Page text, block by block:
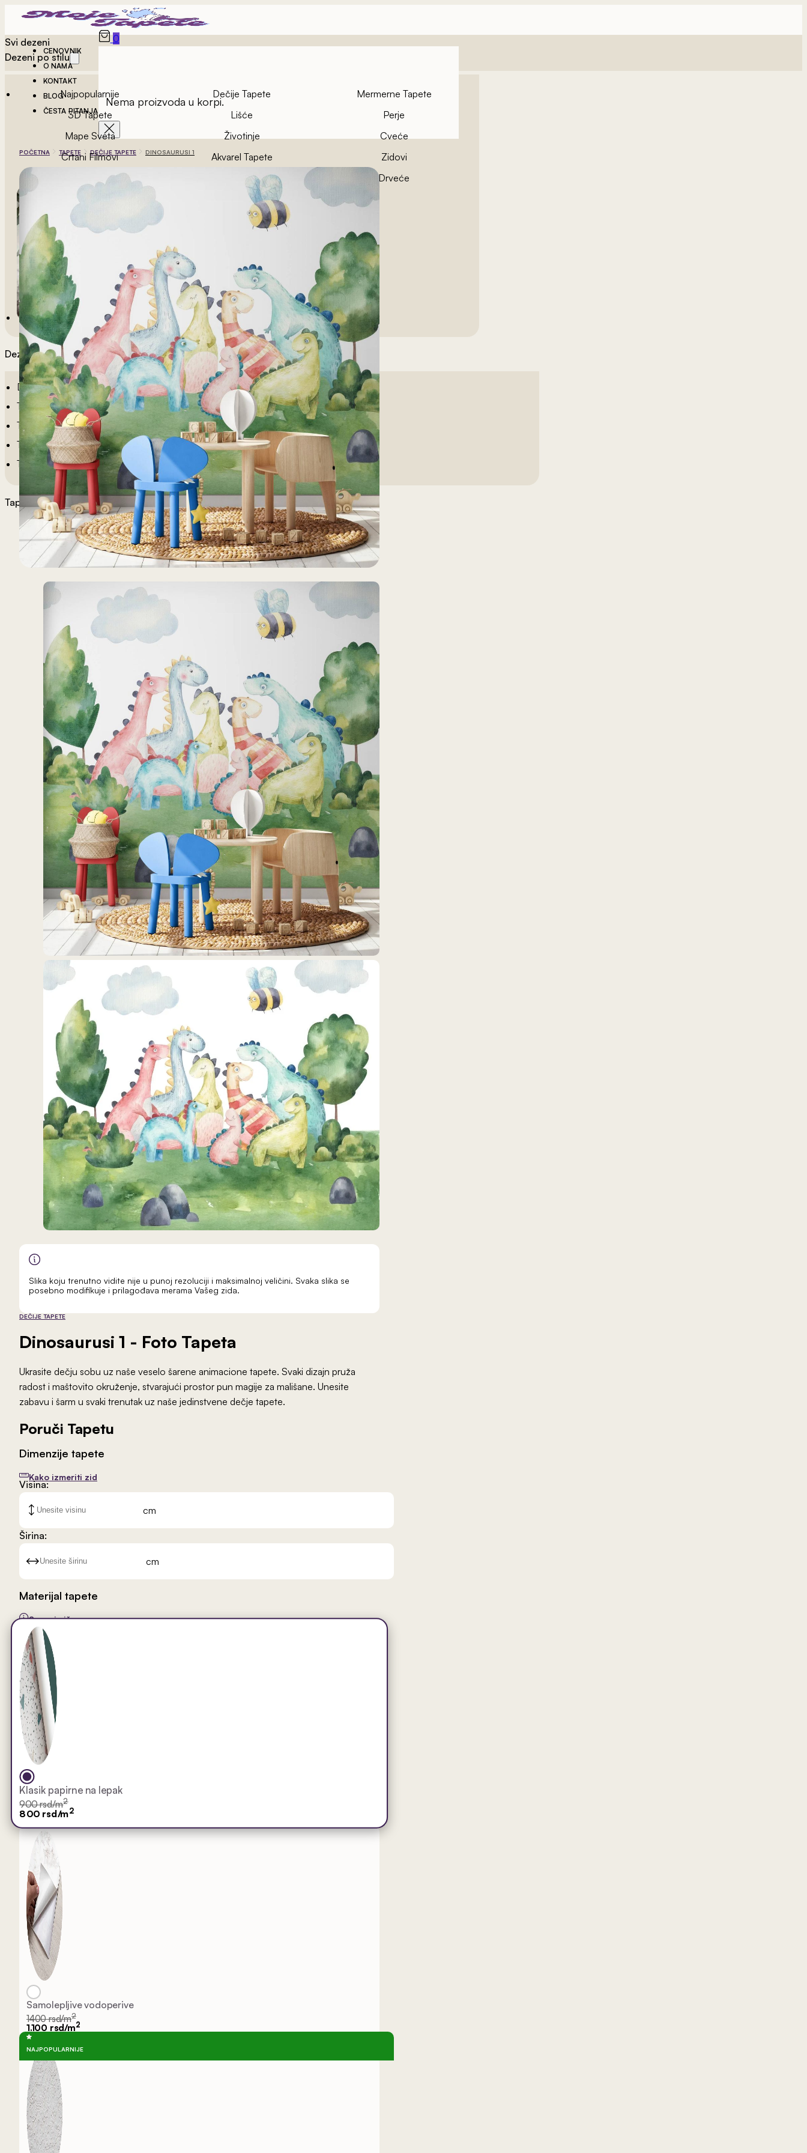
CENOVNIK
O NAMA
KONTAKT
BLOG
ČESTA PITANJA
0
Nema proizvoda u korpi.
Svi dezeni
Dezeni po stilu
Najpopularnije Dečije Tapete
Mermerne Tapete
3D Tapete
Lišće
Perje
Mape Sveta
Životinje
Cveće
Crtani Filmovi
Akvarel Tapete
Zidovi
Vintage Tapete
Geometrijske Tapete Drveće
Dezeni po sobama
Dečije Tapete
Tapete Spavaća Soba
Tapete Dnevna Soba
Tapete Za Kupatilo
Tapete Za Kuhinju
Tapete po želji Materijali tapeta
POČETNA TAPETE DEČIJE TAPETE DINOSAURUSI 1
Slika koju trenutno vidite nije u punoj rezoluciji i maksimalnoj veličini. Svaka slika se
posebno modifikuje i prilagođava merama Vašeg zida.
DEČIJE TAPETE
Dinosaurusi 1 - Foto Tapeta
Ukrasite dečju sobu uz naše veselo šarene animacione tapete. Svaki dizajn pruža
radost i maštovito okruženje, stvarajući prostor pun magije za mališane. Unesite
zabavu i šarm u svaki trenutak uz naše jedinstvene dečje tapete.
Poruči Tapetu
Dimenzije tapete
Kako izmeriti zid
Visina:
cm
Širina:
cm
Materijal tapete
Saznaj više
Klasik papirne na lepak
900 rsd/m2
800 rsd/m2
Samolepljive vodoperive
1400 rsd/m2
1.100 rsd/m2
NAJPOPULARNIJE